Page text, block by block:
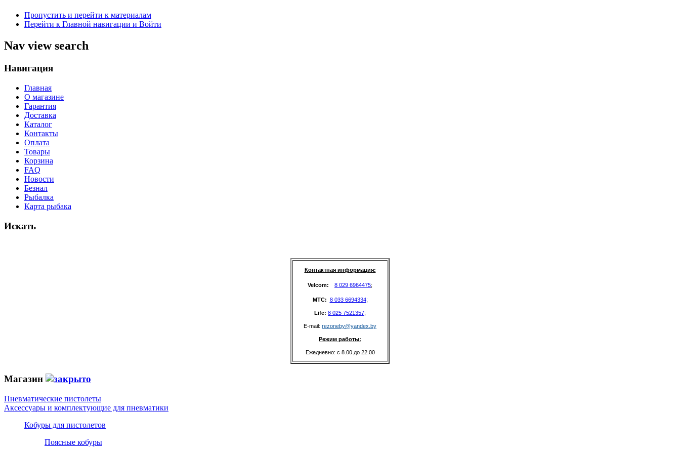
Пропустить и перейти к материалам
Перейти к Главной навигации и Войти
Nav view search
Навигация
Главная
О магазине
Гарантия
Доставка
Каталог
Контакты
Оплата
Товары
Корзина
FAQ
Новости
Безнал
Рыбалка
Карта рыбака
Искать
Контактная информация:
Velcom: 8 029 6964475;
MTC: 8 033 6694334;
Life: 8 025 7521357;
E-mail: rezoneby@yandex.by
Режим работы:
Ежедневно: с 8.00 до 22.00
Магазин
Пневматические пистолеты
Аксессуары и комплектующие для пневматики
Кобуры для пистолетов
Поясные кобуры